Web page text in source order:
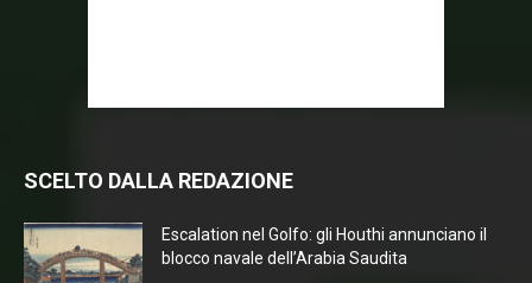
SCELTO DALLA REDAZIONE
Escalation nel Golfo: gli Houthi annunciano il
blocco navale dell’Arabia Saudita